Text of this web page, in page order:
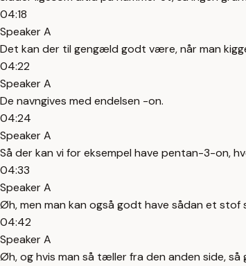
04:18
Speaker A
Det kan der til gengæld godt være, når man
04:22
Speaker A
De navngives med endelsen -on.
04:24
Speaker A
Så der kan vi for eksempel have pentan-3-on,
04:33
Speaker A
Øh, men man kan også godt have sådan et
04:42
Speaker A
Øh, og hvis man så tæller fra den anden side,